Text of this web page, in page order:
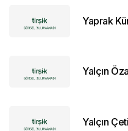
Yaprak
Yalçın
Yalçın